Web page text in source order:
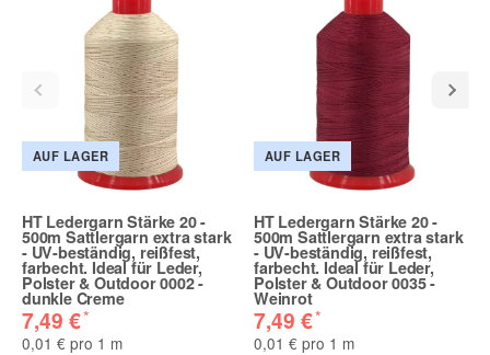
AUF LAGER
HT Ledergarn Stärke 20 -
500m Sattlergarn extra stark
- UV-beständig, reißfest,
farbecht. Ideal für Leder,
Polster & Outdoor 0002 -
dunkle Creme
7,49 €*
0,01 € pro 1 m
AUF LAGER
HT Ledergarn Stärke 20 -
500m Sattlergarn extra stark
- UV-beständig, reißfest,
farbecht. Ideal für Leder,
Polster & Outdoor 0035 -
Weinrot
7,49 €*
0,01 € pro 1 m